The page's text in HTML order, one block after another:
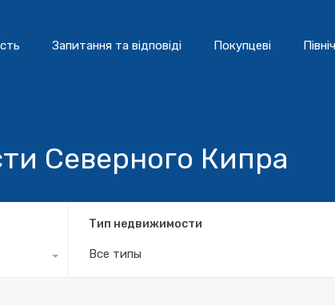
Запитання та відповіді Покупцеві
Северного Кипра
Тип недвижимости
Все типы